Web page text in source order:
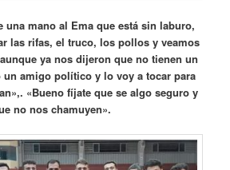
una mano al Ema que está sin laburo,
las rifas, el truco, los pollos y veamos
ya nos dijeron que no tienen un
un amigo político y lo voy a tocar para
«Bueno fíjate que se algo seguro y
no nos chamuyen».